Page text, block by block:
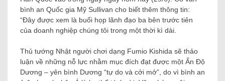
bình an Quốc gia Mỹ Sullivan cho biết thêm thông tin:
“Đây được xem là buổi họp lãnh đạo ba bên trước tiên
của doanh nghiệp chúng tôi trong một thời kì dài.
Thủ tướng Nhật người chơi dạng Fumio Kishida sẽ thảo
luận về những nỗ lực nhằm mục đích đạt được một Ấn Độ
Dương – yên bình Dương “tự do và cởi mở”, do vì bình an